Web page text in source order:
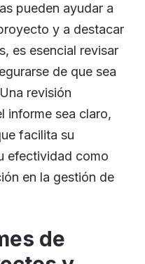
pueden ayudar a
y a destacar
es esencial revisar
de que sea
revisión
informe sea claro,
facilita su
efectividad como
en la gestión de
de